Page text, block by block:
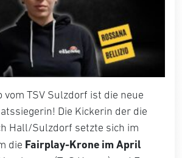
vom TSV Sulzdorf ist die neue
Die Kickerin der die
Hall/Sulzdorf setzte sich im
die Fairplay-Krone im April